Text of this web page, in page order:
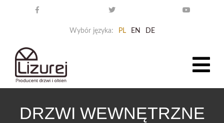
Wybór języka: PL EN DE
DRZWI WEWNĘTRZNE